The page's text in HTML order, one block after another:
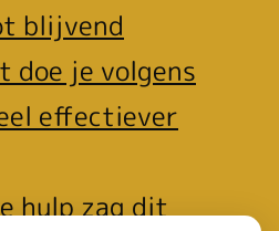
blijvend
doe je volgens
effectiever
hulp zag dit